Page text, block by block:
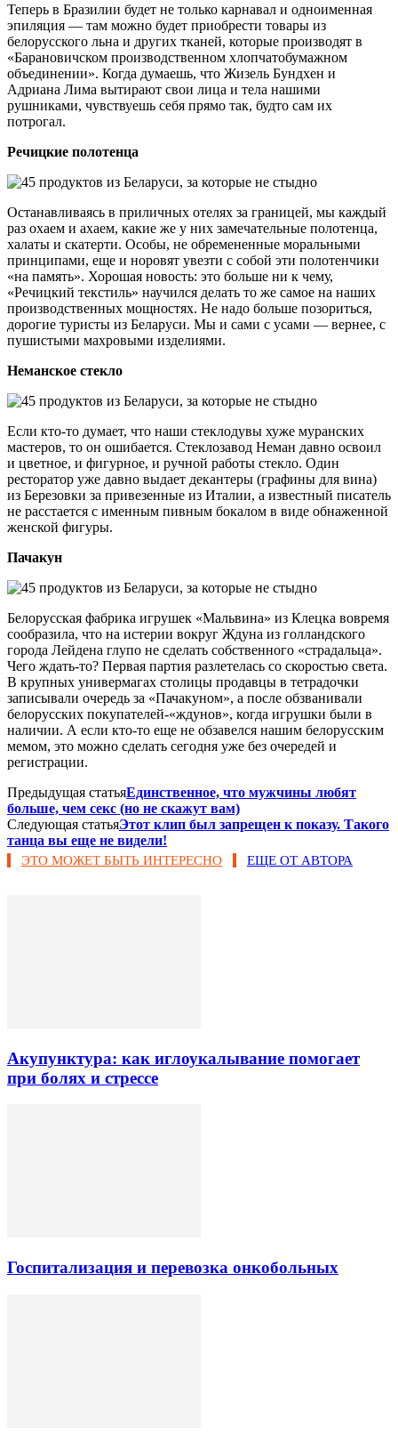
Теперь в Бразилии будет не только карнавал и одноименная
эпиляция — там можно будет приобрести товары из
белорусского льна и других тканей, которые производят в
«Барановичском производственном хлопчатобумажном
объединении». Когда думаешь, что Жизель Бундхен и
Адриана Лима вытирают свои лица и тела нашими
рушниками, чувствуешь себя прямо так, будто сам их
потрогал.
Речицкие полотенца
Останавливаясь в приличных отелях за границей, мы каждый
раз охаем и ахаем, какие же у них замечательные полотенца,
халаты и скатерти. Особы, не обремененные моральными
принципами, еще и норовят увезти с собой эти полотенчики
«на память». Хорошая новость: это больше ни к чему,
«Речицкий текстиль» научился делать то же самое на наших
производственных мощностях. Не надо больше позориться,
дорогие туристы из Беларуси. Мы и сами с усами — вернее, с
пушистыми махровыми изделиями.
Неманское стекло
Если кто-то думает, что наши стеклодувы хуже муранских
мастеров, то он ошибается. Стеклозавод Неман давно освоил
и цветное, и фигурное, и ручной работы стекло. Один
ресторатор уже давно выдает декантеры (графины для вина)
из Березовки за привезенные из Италии, а известный писатель
не расстается с именным пивным бокалом в виде обнаженной
женской фигуры.
Пачакун
Белорусская фабрика игрушек «Мальвина» из Клецка вовремя
сообразила, что на истерии вокруг Ждуна из голландского
города Лейдена глупо не сделать собственного «страдальца».
Чего ждать-то? Первая партия разлетелась со скоростью света.
В крупных универмагах столицы продавцы в тетрадочки
записывали очередь за «Пачакуном», а после обзванивали
белорусских покупателей-«ждунов», когда игрушки были в
наличии. А если кто-то еще не обзавелся нашим белорусским
мемом, это можно сделать сегодня уже без очередей и
регистрации.
Предыдущая статьяЕдинственное, что мужчины любят
больше, чем секс (но не скажут вам)
Следующая статьяЭтот клип был запрещен к показу. Такого
танца вы еще не видели!
ЭТО МОЖЕТ БЫТЬ ИНТЕРЕСНО ЕЩЕ ОТ АВТОРА
Акупунктура: как иглоукалывание помогает
при болях и стрессе
Госпитализация и перевозка онкобольных